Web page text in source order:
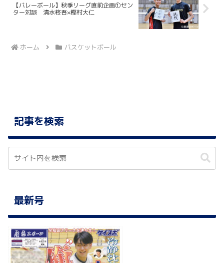
【バレーボール】秋季リーグ直前企画①セン
ター対談 清水柊吾×樫村大仁
ホーム バスケットボール
記事を検索
最新号